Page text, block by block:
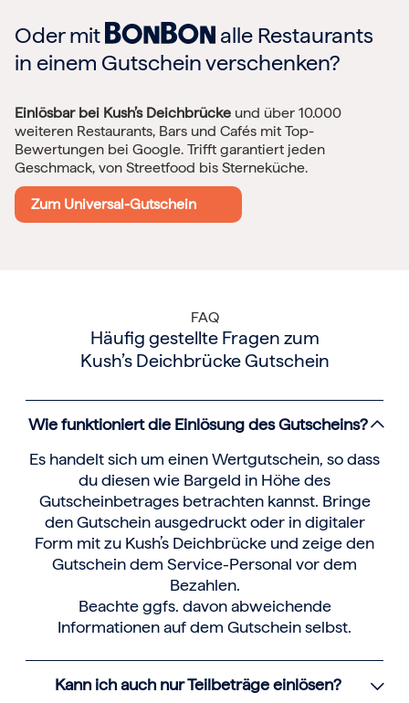
Oder mit
alle Restaurants
in einem Gutschein verschenken?
Einlösbar bei Kush’s Deichbrücke und über 10.000
weiteren Restaurants, Bars und Cafés mit Top-
Bewertungen bei Google. Trifft garantiert jeden
Geschmack, von Streetfood bis Sterneküche.
Zum Universal-Gutschein
FAQ
Häufig gestellte Fragen zum
Kush’s Deichbrücke Gutschein
Wie funktioniert die Einlösung des Gutscheins?
Es handelt sich um einen Wertgutschein, so dass
du diesen wie Bargeld in Höhe des
Gutscheinbetrages betrachten kannst. Bringe
den Gutschein ausgedruckt oder in digitaler
Form mit zu Kush’s Deichbrücke und zeige den
Gutschein dem Service-Personal vor dem
Bezahlen.
Beachte ggfs. davon abweichende
Informationen auf dem Gutschein selbst.
Kann ich auch nur Teilbeträge einlösen?